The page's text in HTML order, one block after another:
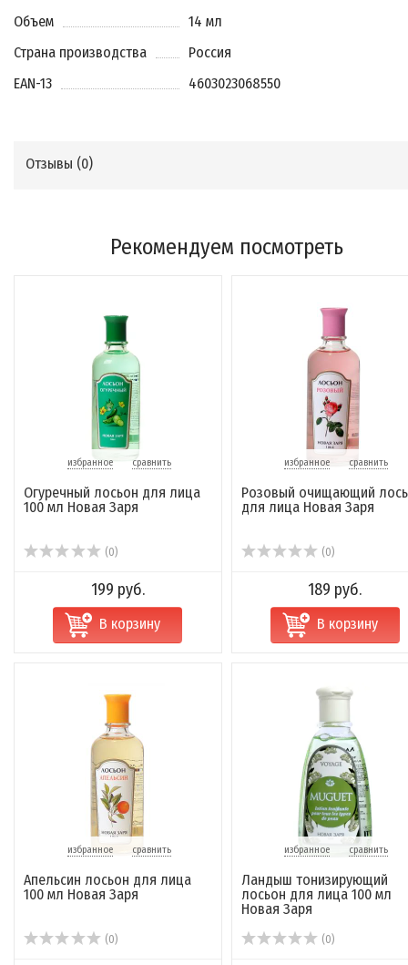
Объем
14 мл
Страна производства
Россия
EAN-13
4603023068550
Отзывы (0)
Рекомендуем посмотреть
избранное сравнить
Огуречный лосьон для лица
100 мл Новая Заря
(0)
199 руб.
В корзину
избранное сравнить
Розовый очищающий
для лица Новая Заря
(0)
189 руб.
В корзину
избранное сравнить
Апельсин лосьон для лица
100 мл Новая Заря
(0)
избранное сравнить
Ландыш тонизирующий
лосьон для лица 100 мл
Новая Заря
(0)